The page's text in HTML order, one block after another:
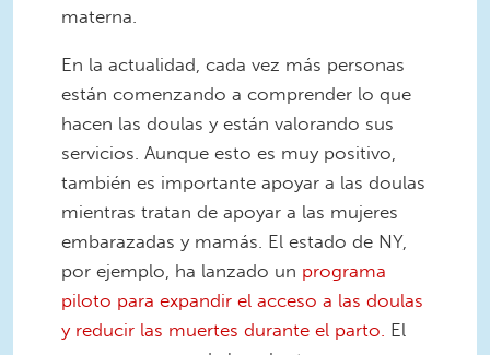
materna.
En la actualidad, cada vez más personas
están comenzando a comprender lo que
hacen las doulas y están valorando sus
servicios. Aunque esto es muy positivo,
también es importante apoyar a las doulas
mientras tratan de apoyar a las mujeres
embarazadas y mamás. El estado de NY,
por ejemplo, ha lanzado un programa
piloto para expandir el acceso a las doulas
y reducir las muertes durante el parto. El